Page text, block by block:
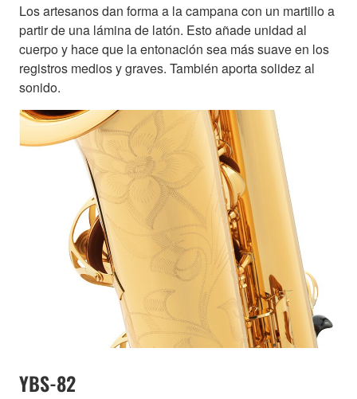
Los artesanos dan forma a la campana con un martillo a
partir de una lámina de latón. Esto añade unidad al
cuerpo y hace que la entonación sea más suave en los
registros medios y graves. También aporta solidez al
sonido.
YBS-82